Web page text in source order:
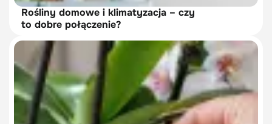
Rośliny domowe i klimatyzacja – czy
to dobre połączenie?